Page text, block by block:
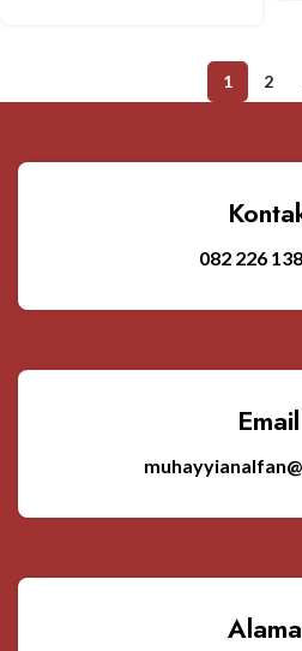
1 2
082 226
Email